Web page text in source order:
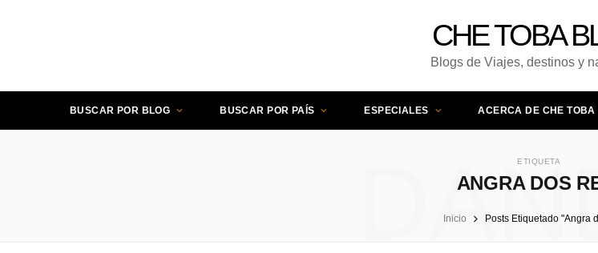
CHE TOBA
Blogs de Viajes, destinos y
BUSCAR POR BLOG BUSCAR POR PAÍS ESPECIALES ACERCA DE CHE TOBA
ETIQUETA
ANGRA DOS
Inicio Posts Etiquetado "Angra